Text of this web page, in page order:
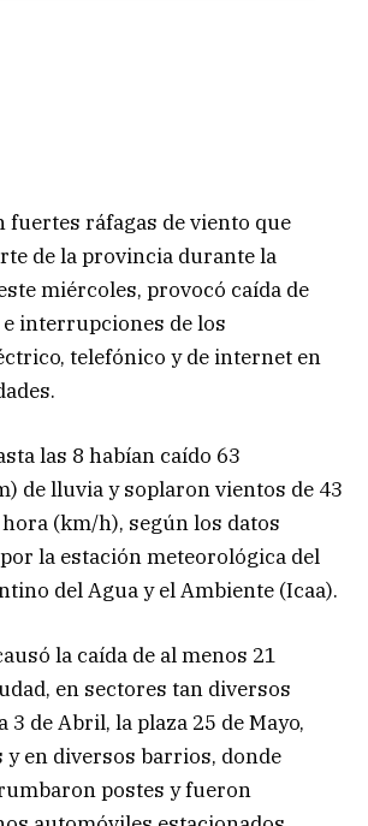
fuertes ráfagas de viento que
de la provincia durante la
miércoles, provocó caída de
interrupciones de los
telefónico y de internet en
las 8 habían caído 63
de lluvia y soplaron vientos de 43
(km/h), según los datos
la estación meteorológica del
del Agua y el Ambiente (Icaa).
la caída de al menos 21
en sectores tan diversos
3 de Abril, la plaza 25 de Mayo,
y en diversos barrios, donde
postes y fueron